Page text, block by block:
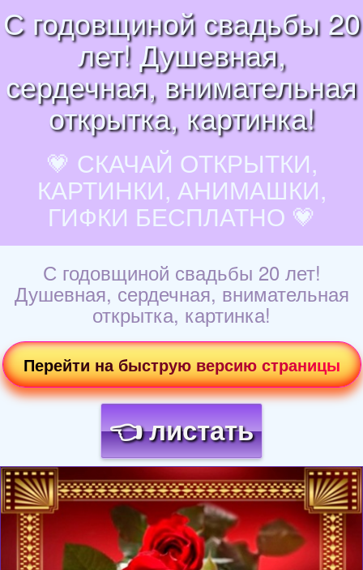
С годовщиной свадьбы 20
лет! Душевная,
сердечная, внимательная
открытка, картинка!
💗 СКАЧАЙ ОТКРЫТКИ,
КАРТИНКИ, АНИМАШКИ,
ГИФКИ БЕСПЛАТНО 💗
С годовщиной свадьбы 20 лет!
Душевная, сердечная, внимательная
открытка, картинка!
Перейти на быструю версию страницы
👈 листать
Загрузка картинки...